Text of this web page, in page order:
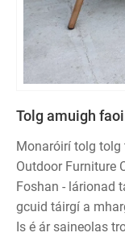
Tolg amuigh
Monaróirí tolg tolg
Outdoor Furniture
Foshan - lárionad
gcuid táirgí a
Is é ár saineolas